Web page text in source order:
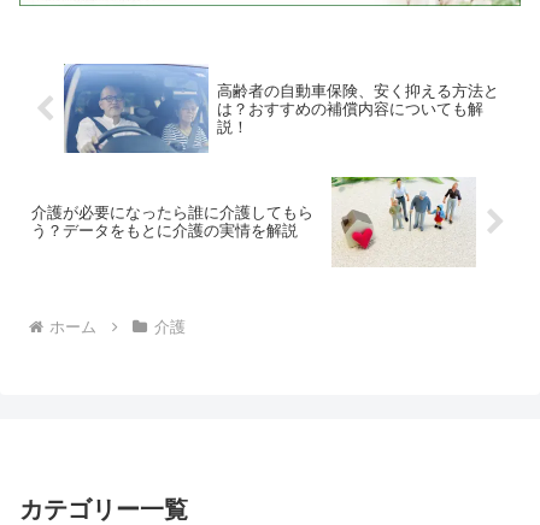
高齢者の自動車保険、安く抑える方法と
は？おすすめの補償内容についても解
説！
介護が必要になったら誰に介護してもら
う？データをもとに介護の実情を解説
ホーム 介護
カテゴリー一覧